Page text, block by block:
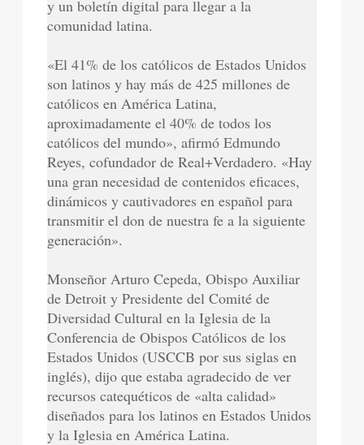
y un boletín digital para llegar a la
comunidad latina.
«El 41% de los católicos de Estados Unidos
son latinos y hay más de 425 millones de
católicos en América Latina,
aproximadamente el 40% de todos los
católicos del mundo», afirmó Edmundo
Reyes, cofundador de Real+Verdadero. «Hay
una gran necesidad de contenidos eficaces,
dinámicos y cautivadores en español para
transmitir el don de nuestra fe a la siguiente
generación».
Monseñor Arturo Cepeda, Obispo Auxiliar
de Detroit y Presidente del Comité de
Diversidad Cultural en la Iglesia de la
Conferencia de Obispos Católicos de los
Estados Unidos (USCCB por sus siglas en
inglés), dijo que estaba agradecido de ver
recursos catequéticos de «alta calidad»
diseñados para los latinos en Estados Unidos
y la Iglesia en América Latina.